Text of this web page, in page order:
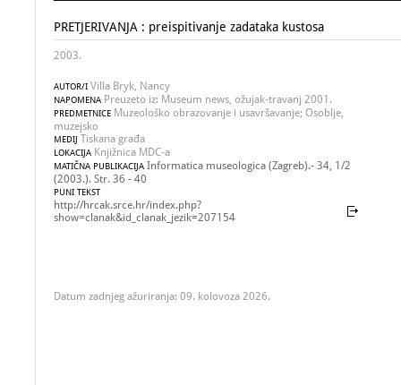
PRETJERIVANJA : preispitivanje zadataka kustosa
2003.
AUTOR/I Villa Bryk, Nancy
NAPOMENA Preuzeto iz: Museum news, ožujak-travanj 2001.
PREDMETNICE Muzeološko obrazovanje i usavršavanje; Osoblje,
muzejsko
MEDIJ Tiskana građa
LOKACIJA Knjižnica MDC-a
MATIČNA PUBLIKACIJA Informatica museologica (Zagreb).- 34, 1/2
(2003.). Str. 36 - 40
PUNI TEKST
http://hrcak.srce.hr/index.php?
show=clanak&id_clanak_jezik=207154
Datum zadnjeg ažuriranja: 09. kolovoza 2026.